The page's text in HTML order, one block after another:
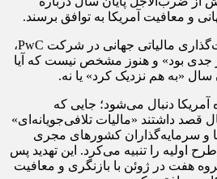
و معافیت آمریکا به توافق برسند.
ویل موریس، رئیس سیاست‌گذاری مالیاتی جهانی در شرکت PwC،
جدی بود» و هنوز مشخص نیست که آیا
سال «به هم نزدیک کرد» یا نه.
آمریکا دنبال می‌شود؛ جایی که
قصد داشتند «مالیات تلافی‌جویانه‌ای»
و سرمایه‌گذاران کشورهای مجری
اولیه را تنبیه می‌کرد. این تهدید پس
هفت در ژوئن با بازنگری و معافیت